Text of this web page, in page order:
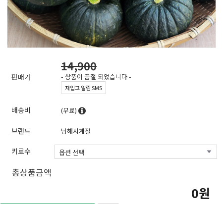
판매가
14,900
- 상품이 품절 되었습니다 -
재입고 알림 SMS
배송비 (무료)
브랜드 남해사계절
키로수
총상품금액
0